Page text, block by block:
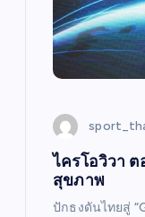
ไครโอวิวา
สุขภาพ
ปักธงดันไทยสู่